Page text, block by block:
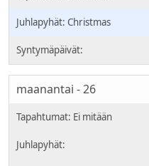
Christmas
maanantai - 26